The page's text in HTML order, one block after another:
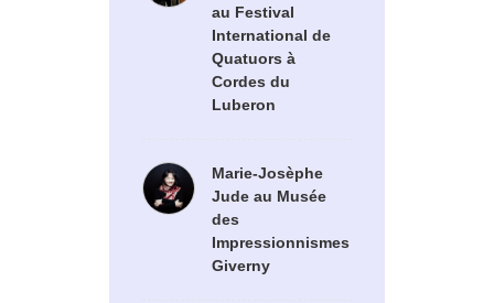
au Festival
International de
Quatuors à
Cordes du
Luberon
Marie-Josèphe
Jude au Musée
des
Impressionnismes
Giverny